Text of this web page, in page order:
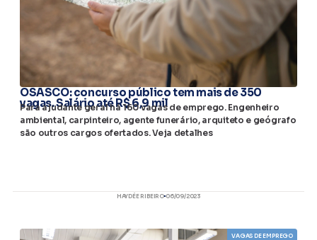
OSASCO: concurso público tem mais de 350
vagas. Salário até R$ 6,9 mil
Para ajudante geral há 160 vagas de emprego. Engenheiro
ambiental, carpinteiro, agente funerário, arquiteto e geógrafo
são outros cargos ofertados. Veja detalhes
HAYDÉE RIBEIRO 06/09/2023
VAGAS DE EMPREGO